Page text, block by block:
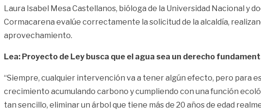
Laura Isabel Mesa Castellanos, bióloga de la Universidad Nacional y
Cormacarena evalúe correctamente la solicitud de la alcaldía,
aprovechamiento.
Lea: Proyecto de Ley busca que el agua sea un derecho
“Siempre, cualquier intervención va a tener algún efecto, pero para
crecimiento acumulando carbono y cumpliendo con una función
tan sencillo, eliminar un árbol que tiene más de 20 años de edad